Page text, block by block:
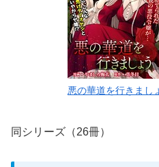
悪の華道を行きまし
同シリーズ（26冊）